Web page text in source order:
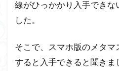
線がひっかかり入手できな
した。
そこで、スマホ版のメタ
すると入手できると聞きま